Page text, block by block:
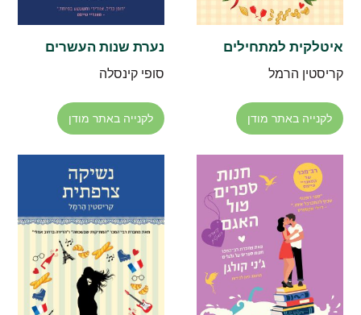
איטלקית למתחילים
קריסטין הרמל
לקנייה באתר מודן
נערת שנות העשרים
סופי קינסלה
לקנייה באתר מודן